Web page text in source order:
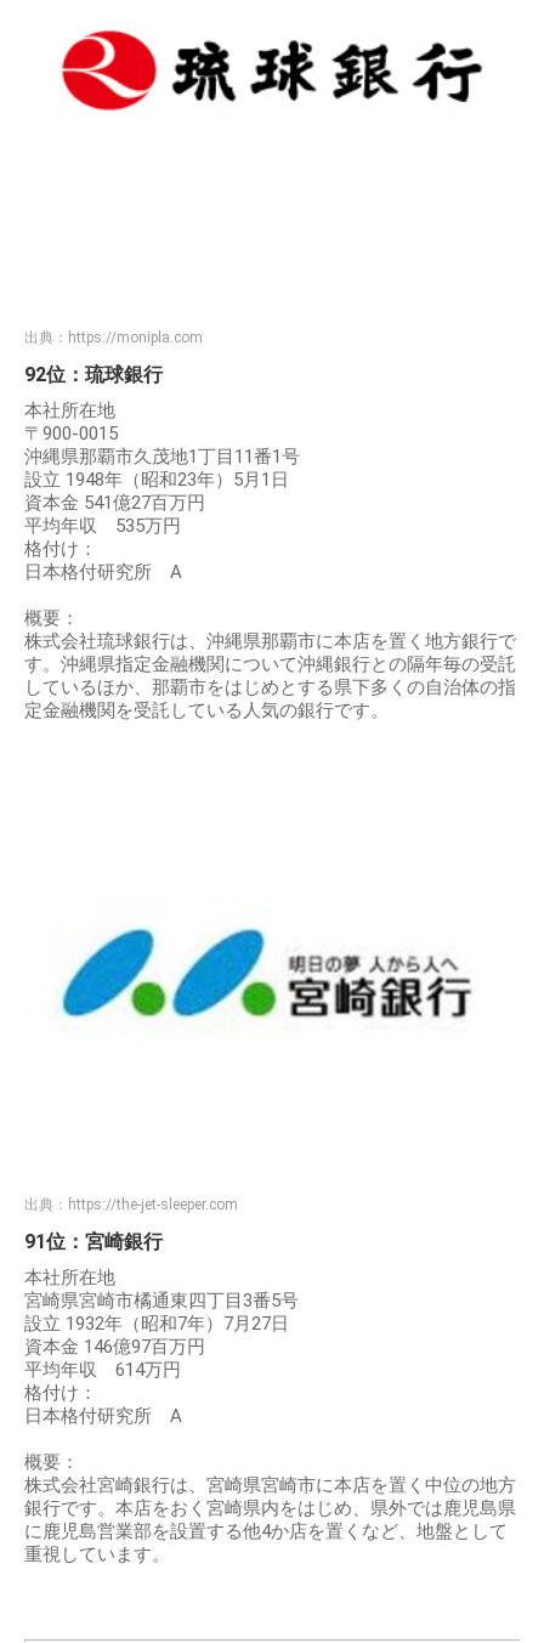
出典： https://monipla.com
92位：琉球銀行
本社所在地
〒900-0015
沖縄県那覇市久茂地1丁目11番1号
設立 1948年（昭和23年）5月1日
資本金 541億27百万円
平均年収 535万円
格付け：
日本格付研究所 A
概要：
株式会社琉球銀行は、沖縄県那覇市に本店を置く地方銀行で
す。沖縄県指定金融機関について沖縄銀行との隔年毎の受託
しているほか、那覇市をはじめとする県下多くの自治体の指
定金融機関を受託している人気の銀行です。
出典： https://the-jet-sleeper.com
91位：宮崎銀行
本社所在地
宮崎県宮崎市橘通東四丁目3番5号
設立 1932年（昭和7年）7月27日
資本金 146億97百万円
平均年収 614万円
格付け：
日本格付研究所 A
概要：
株式会社宮崎銀行は、宮崎県宮崎市に本店を置く中位の地方
銀行です。本店をおく宮崎県内をはじめ、県外では鹿児島県
に鹿児島営業部を設置する他4か店を置くなど、地盤として
重視しています。